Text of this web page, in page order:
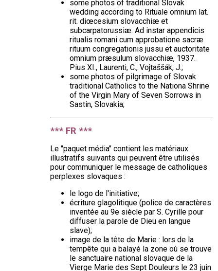
some photos of traditional Slovak
wedding according to Rituale omnium lat.
rit. diœcesium slovacchiæ et
subcarpatorussiæ. Ad instar appendicis
ritualis romani cum approbatione sacræ
rituum congregationis jussu et auctoritate
omnium præsulum slovacchiæ, 1937.
Pius XI., Laurenti, C., Vojtaššák, J.;
some photos of pilgrimage of Slovak
traditional Catholics to the Nationa Shrine
of the Virgin Mary of Seven Sorrows in
Sastin, Slovakia;
*** FR ***
Le "paquet média" contient les matériaux
illustratifs suivants qui peuvent être utilisés
pour communiquer le message de catholiques
perplexes slovaques :
le logo de l'initiative;
écriture glagolitique (police de caractères
inventée au 9e siècle par S. Cyrille pour
diffuser la parole de Dieu en langue
slave);
image de la tête de Marie : lors de la
tempête qui a balayé la zone où se trouve
le sanctuaire national slovaque de la
Vierge Marie des Sept Douleurs le 23 juin